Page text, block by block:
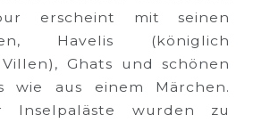
erscheint mit seinen
Havelis (königlich
Ghats und schönen
wie aus einem Märchen.
Inselpaläste wurden zu